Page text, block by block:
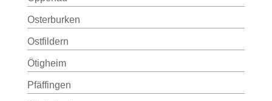
Osterburken
Ostfildern
Ötigheim
Pfäffingen